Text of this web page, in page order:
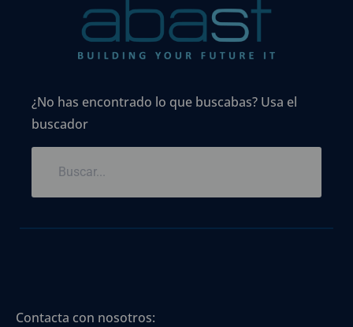
¿No has encontrado lo que buscabas? Usa el
buscador
Contacta con nosotros: